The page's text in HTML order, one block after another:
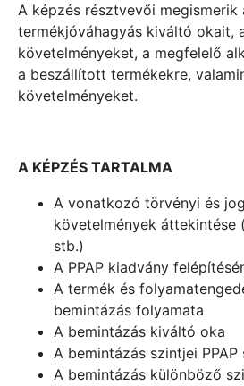
A képzés résztvevői megismerik
termékjóváhagyás kiváltó okait,
követelményeket, a megfelelő
a beszállított termékekre,
követelményeket.
A KÉPZÉS TARTALMA
A vonatkozó törvényi és
követelmények áttekintése
stb.)
A PPAP kiadvány
A termék és
bemintázás folyamata
A bemintázás kiváltó oka
A bemintázás szintjei PPAP
A bemintázás különböző